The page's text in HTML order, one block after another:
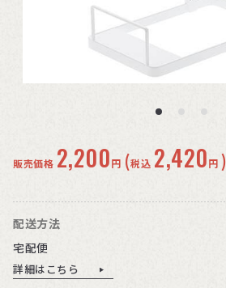
販売価格 2,200円 (税込 2,420円 )
配送方法
宅配便
詳細はこちら